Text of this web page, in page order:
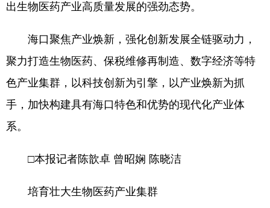
出生物医药产业高质量发展的强劲态势。
海口聚焦产业焕新，强化创新发展全链驱动力，
聚力打造生物医药、保税维修再制造、数字经济等特
色产业集群，以科技创新为引擎，以产业焕新为抓
手，加快构建具有海口特色和优势的现代化产业体
系。
□本报记者陈歆卓 曾昭娴 陈晓洁
培育壮大生物医药产业集群